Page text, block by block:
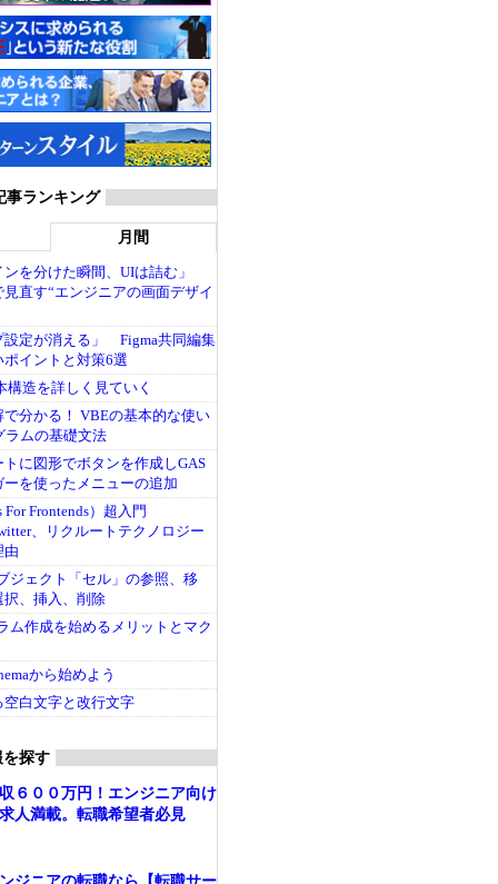
事ランキング
月間
ンを分けた瞬間、UIは詰む」
直す“エンジニアの画面デザイ
設定が消える」 Figma共同編集
イントと対策6選
造を詳しく見ていく
分かる！ VBEの基本的な使い
ラムの基礎文法
に図形でボタンを作成しGAS
を使ったメニューの追加
For Frontends）超入門
、リクルートテクノロジー
由
ジェクト「セル」の参照、移
、挿入、削除
ム作成を始めるメリットとマク
から始めよう
白文字と改行文字
探す
６００万円！エンジニア向け
人満載。転職希望者必見